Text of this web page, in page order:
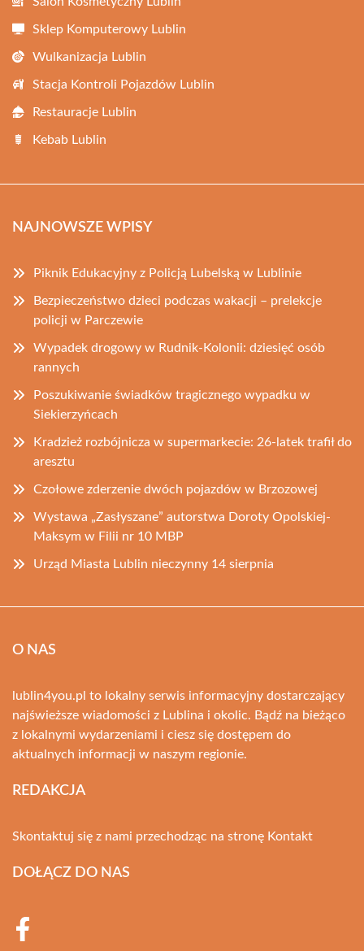
Sklep Komputerowy Lublin
Wulkanizacja Lublin
Stacja Kontroli Pojazdów Lublin
Restauracje Lublin
Kebab Lublin
NAJNOWSZE WPISY
Piknik Edukacyjny z Policją Lubelską w Lublinie
Bezpieczeństwo dzieci podczas wakacji – prelekcje
policji w Parczewie
Wypadek drogowy w Rudnik-Kolonii: dziesięć osób
rannych
Poszukiwanie świadków tragicznego wypadku w
Siekierzyńcach
Kradzież rozbójnicza w supermarkecie: 26-latek trafił do
aresztu
Czołowe zderzenie dwóch pojazdów w Brzozowej
Wystawa „Zasłyszane” autorstwa Doroty Opolskiej-
Maksym w Filii nr 10 MBP
Urząd Miasta Lublin nieczynny 14 sierpnia
O NAS
lublin4you.pl to lokalny serwis informacyjny dostarczający
najświeższe wiadomości z Lublina i okolic. Bądź na bieżąco
z lokalnymi wydarzeniami i ciesz się dostępem do
aktualnych informacji w naszym regionie.
REDAKCJA
Skontaktuj się z nami przechodząc na stronę Kontakt
DOŁĄCZ DO NAS